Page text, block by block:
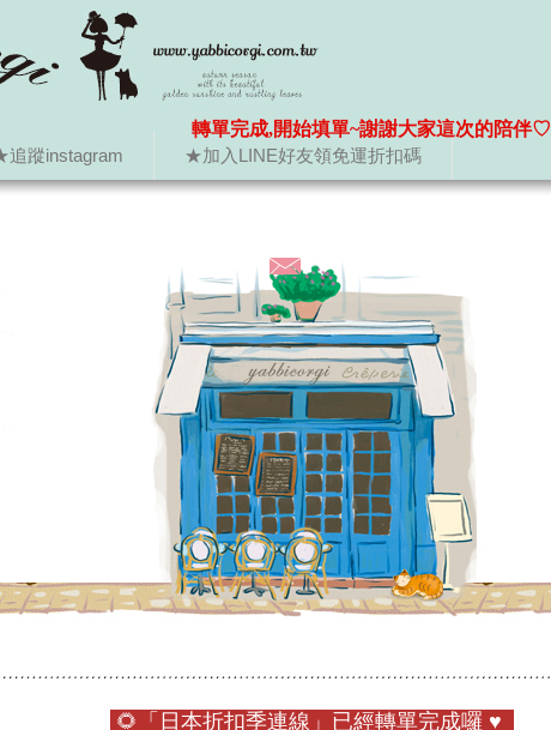
追蹤instagram ★加入LINE好友領免運折扣碼
轉單完成,開始填單~謝謝大家這次的陪伴♡